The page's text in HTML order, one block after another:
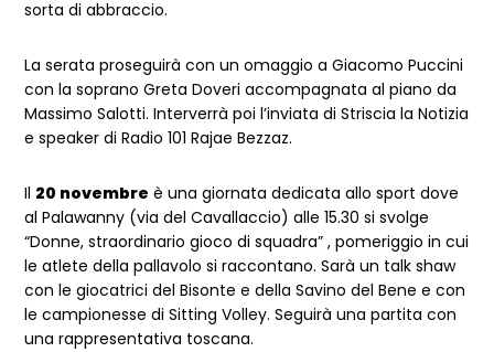
sorta di abbraccio.
La serata proseguirà con un omaggio a Giacomo Puccini
con la soprano Greta Doveri accompagnata al piano da
Massimo Salotti. Interverrà poi l’inviata di Striscia la Notizia
e speaker di Radio 101 Rajae Bezzaz.
Il 20 novembre è una giornata dedicata allo sport dove
al Palawanny (via del Cavallaccio) alle 15.30 si svolge
“Donne, straordinario gioco di squadra” , pomeriggio in cui
le atlete della pallavolo si raccontano. Sarà un talk shaw
con le giocatrici del Bisonte e della Savino del Bene e con
le campionesse di Sitting Volley. Seguirà una partita con
una rappresentativa toscana.